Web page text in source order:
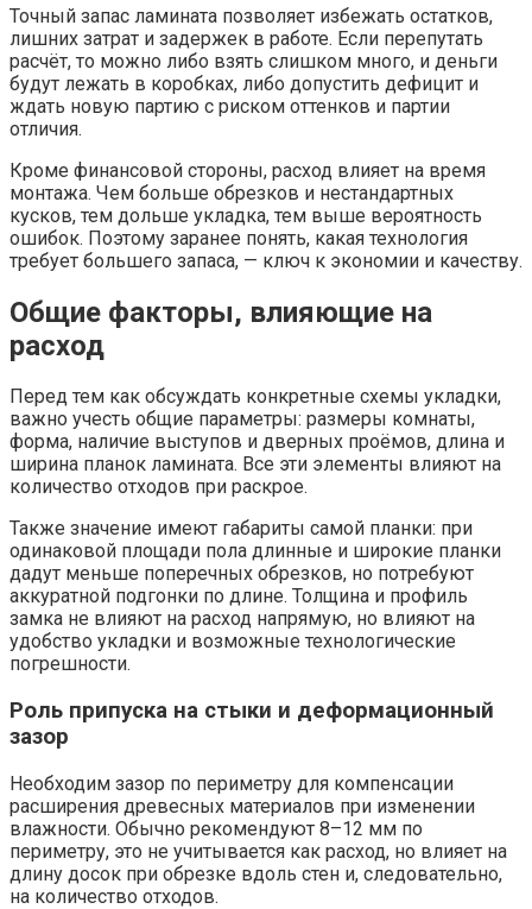
Точный запас ламината позволяет избежать остатков,
лишних затрат и задержек в работе. Если перепутать
расчёт, то можно либо взять слишком много, и деньги
будут лежать в коробках, либо допустить дефицит и
ждать новую партию с риском оттенков и партии
отличия.
Кроме финансовой стороны, расход влияет на время
монтажа. Чем больше обрезков и нестандартных
кусков, тем дольше укладка, тем выше вероятность
ошибок. Поэтому заранее понять, какая технология
требует большего запаса, — ключ к экономии и качеству.
Общие факторы, влияющие на
расход
Перед тем как обсуждать конкретные схемы укладки,
важно учесть общие параметры: размеры комнаты,
форма, наличие выступов и дверных проёмов, длина и
ширина планок ламината. Все эти элементы влияют на
количество отходов при раскрое.
Также значение имеют габариты самой планки: при
одинаковой площади пола длинные и широкие планки
дадут меньше поперечных обрезков, но потребуют
аккуратной подгонки по длине. Толщина и профиль
замка не влияют на расход напрямую, но влияют на
удобство укладки и возможные технологические
погрешности.
Роль припуска на стыки и деформационный
зазор
Необходим зазор по периметру для компенсации
расширения древесных материалов при изменении
влажности. Обычно рекомендуют 8–12 мм по
периметру, это не учитывается как расход, но влияет на
длину досок при обрезке вдоль стен и, следовательно,
на количество отходов.